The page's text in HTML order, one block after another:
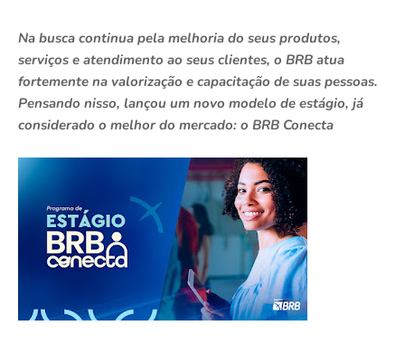
Na busca continua pela melhoria do seus produtos,
serviços e atendimento ao seus clientes, o BRB atua
fortemente na valorização e capacitação de suas pessoas.
Pensando nisso, lançou um novo modelo de estágio, já
considerado o melhor do mercado: o BRB Conecta